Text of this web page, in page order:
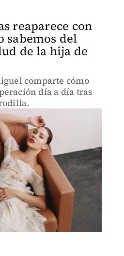
reaparece con
sabemos del
de la hija de
comparte cómo
día a día tras